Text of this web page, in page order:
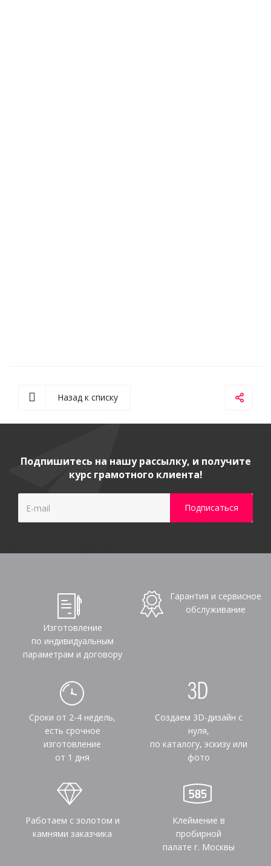
Назад к списку
Подпишитесь на нашу рассылку, и получите
курс грамотного клиента!
Изготовление
по индивидуальным
параметрам и договору
Гарантия и сервисное
обслуживание
Сроки от 2-4 недель,
есть срочное
изготовление
от 1 дня
Создаем 3D-дизайн с
нуля,
по каталогу, эскизу или
фото
Работаем с золотом и
камнями заказчика
Клеймение в
пробирной
палате г. Москвы